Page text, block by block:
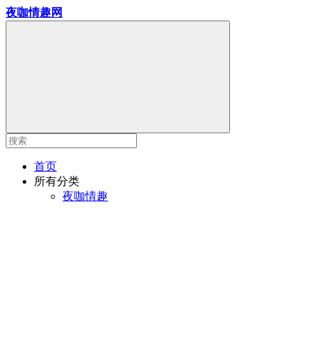
夜咖情趣网
首页
所有分类
夜咖情趣